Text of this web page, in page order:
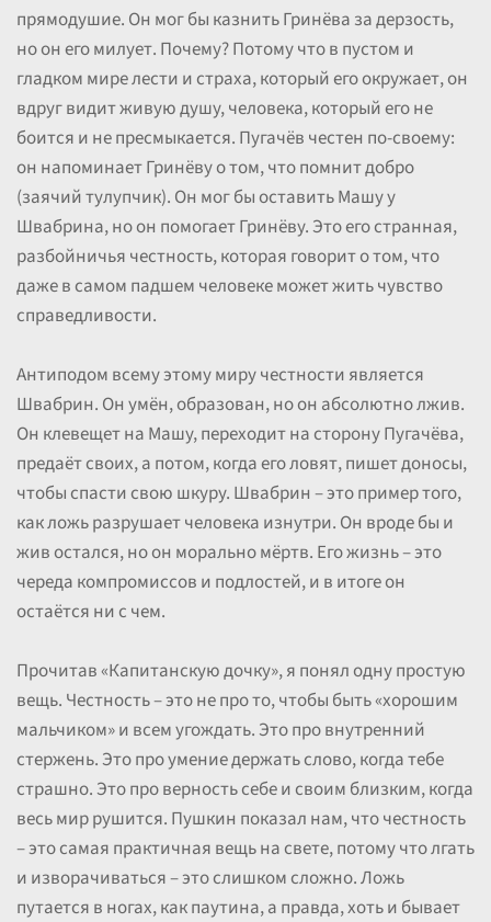
прямодушие. Он мог бы казнить Гринёва за дерзость,
но он его милует. Почему? Потому что в пустом и
гладком мире лести и страха, который его окружает, он
вдруг видит живую душу, человека, который его не
боится и не пресмыкается. Пугачёв честен по-своему:
он напоминает Гринёву о том, что помнит добро
(заячий тулупчик). Он мог бы оставить Машу у
Швабрина, но он помогает Гринёву. Это его странная,
разбойничья честность, которая говорит о том, что
даже в самом падшем человеке может жить чувство
справедливости.
Антиподом всему этому миру честности является
Швабрин. Он умён, образован, но он абсолютно лжив.
Он клевещет на Машу, переходит на сторону Пугачёва,
предаёт своих, а потом, когда его ловят, пишет доносы,
чтобы спасти свою шкуру. Швабрин – это пример того,
как ложь разрушает человека изнутри. Он вроде бы и
жив остался, но он морально мёртв. Его жизнь – это
череда компромиссов и подлостей, и в итоге он
остаётся ни с чем.
Прочитав «Капитанскую дочку», я понял одну простую
вещь. Честность – это не про то, чтобы быть «хорошим
мальчиком» и всем угождать. Это про внутренний
стержень. Это про умение держать слово, когда тебе
страшно. Это про верность себе и своим близким, когда
весь мир рушится. Пушкин показал нам, что честность
– это самая практичная вещь на свете, потому что лгать
и изворачиваться – это слишком сложно. Ложь
путается в ногах, как паутина, а правда, хоть и бывает